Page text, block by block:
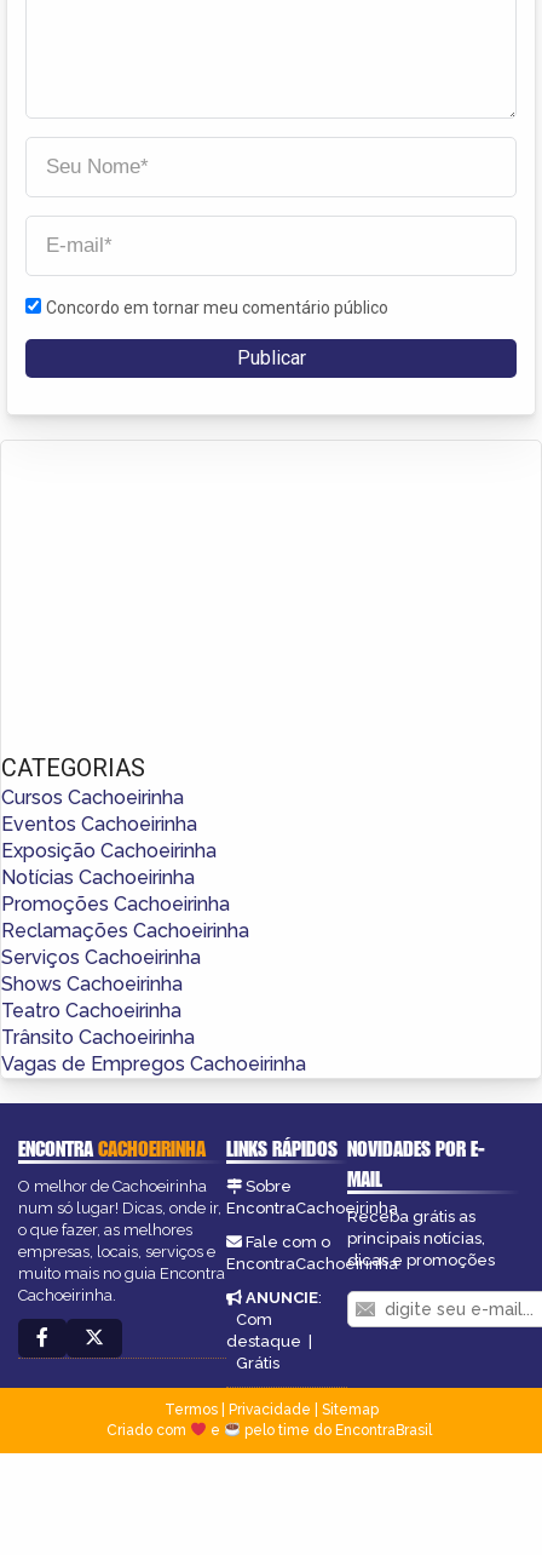
Concordo em tornar meu comentário público
CATEGORIAS
Cursos Cachoeirinha
Eventos Cachoeirinha
Exposição Cachoeirinha
Notícias Cachoeirinha
Promoções Cachoeirinha
Reclamações Cachoeirinha
Serviços Cachoeirinha
Shows Cachoeirinha
Teatro Cachoeirinha
Trânsito Cachoeirinha
Vagas de Empregos Cachoeirinha
ENCONTRACACHOEIRINHA
O melhor de Cachoeirinha
num só lugar! Dicas, onde ir,
o que fazer, as melhores
empresas, locais, serviços e
muito mais no guia Encontra
Cachoeirinha.
LINKS RÁPIDOS
Sobre
EncontraCachoeirinha
Fale com o
EncontraCachoeirinha
ANUNCIE:
Com
destaque
Grátis
NOVIDADES POR E-
MAIL
Receba grátis as
principais notícias,
dicas e promoções
Termos| Privacidade
Sitemap
Criado com
e pelo time do EncontraBrasil